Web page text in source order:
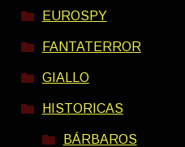
EUROSPY
FANTATERROR
GIALLO
HISTORICAS
BÁRBAROS